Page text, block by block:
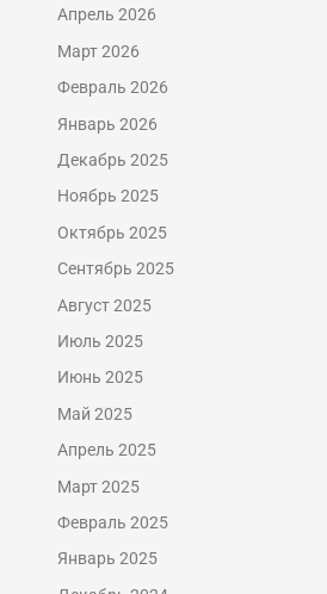
Апрель 2026
Март 2026
Февраль 2026
Январь 2026
Декабрь 2025
Ноябрь 2025
Октябрь 2025
Сентябрь 2025
Август 2025
Июль 2025
Июнь 2025
Май 2025
Апрель 2025
Март 2025
Февраль 2025
Январь 2025